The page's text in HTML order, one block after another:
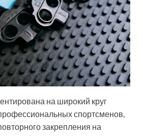
на широкий круг
спортсменов,
закрепления на